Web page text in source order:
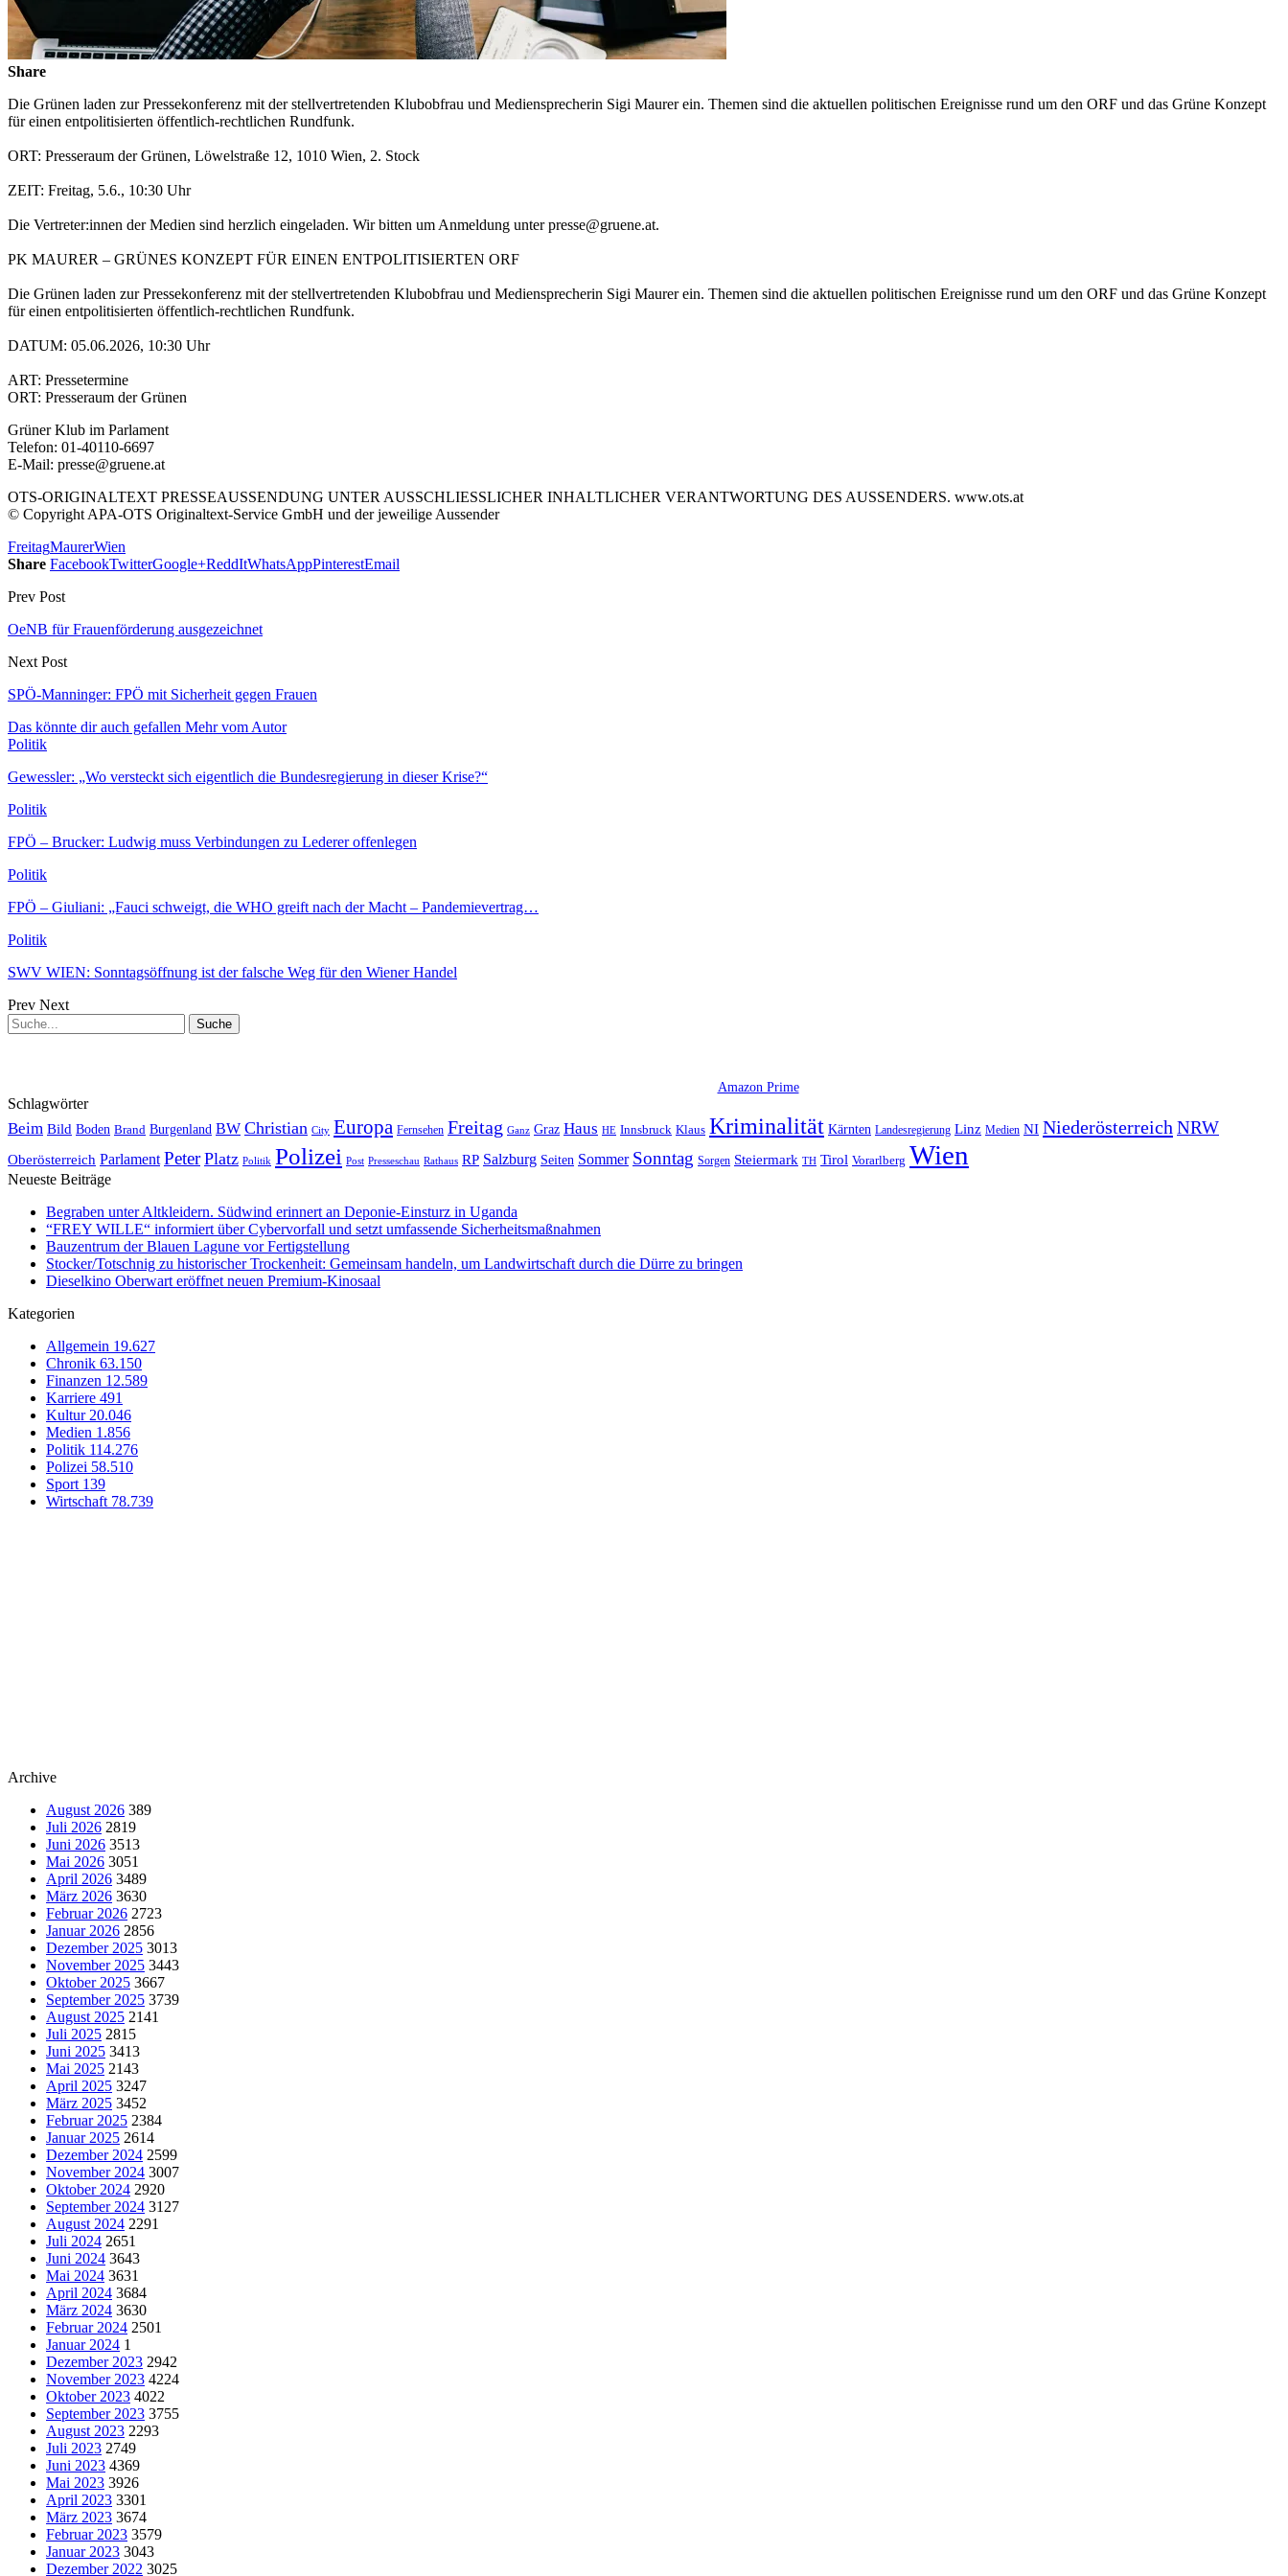
Share
Die Grünen laden zur Pressekonferenz mit der stellvertretenden Klubobfrau und Mediensprecherin Sigi Maurer ein. Themen sind die aktuellen politischen Ereignisse rund um den ORF und das Grüne Konzept
für einen entpolitisierten öffentlich-rechtlichen Rundfunk.
ORT: Presseraum der Grünen, Löwelstraße 12, 1010 Wien, 2. Stock
ZEIT: Freitag, 5.6., 10:30 Uhr
Die Vertreter:innen der Medien sind herzlich eingeladen. Wir bitten um Anmeldung unter presse@gruene.at.
PK MAURER – GRÜNES KONZEPT FÜR EINEN ENTPOLITISIERTEN ORF
Die Grünen laden zur Pressekonferenz mit der stellvertretenden Klubobfrau und Mediensprecherin Sigi Maurer ein. Themen sind die aktuellen politischen Ereignisse rund um den ORF und das Grüne Konzept
für einen entpolitisierten öffentlich-rechtlichen Rundfunk.
DATUM: 05.06.2026, 10:30 Uhr
ART: Pressetermine
ORT: Presseraum der Grünen
Grüner Klub im Parlament
Telefon: 01-40110-6697
E-Mail: presse@gruene.at
OTS-ORIGINALTEXT PRESSEAUSSENDUNG UNTER AUSSCHLIESSLICHER INHALTLICHER VERANTWORTUNG DES AUSSENDERS. www.ots.at
© Copyright APA-OTS Originaltext-Service GmbH und der jeweilige Aussender
FreitagMaurerWien
Share FacebookTwitterGoogle+ReddItWhatsAppPinterestEmail
Prev Post
OeNB für Frauenförderung ausgezeichnet
Next Post
SPÖ-Manninger: FPÖ mit Sicherheit gegen Frauen
Das könnte dir auch gefallen Mehr vom Autor
Politik
Gewessler: „Wo versteckt sich eigentlich die Bundesregierung in dieser Krise?“
Politik
FPÖ – Brucker: Ludwig muss Verbindungen zu Lederer offenlegen
Politik
FPÖ – Giuliani: „Fauci schweigt, die WHO greift nach der Macht – Pandemievertrag…
Politik
SWV WIEN: Sonntagsöffnung ist der falsche Weg für den Wiener Handel
Prev Next
Amazon Prime
Schlagwörter
Beim Bild Boden Brand Burgenland BW Christian City Europa Fernsehen Freitag Ganz Graz Haus HE Innsbruck Klaus Kriminalität Kärnten Landesregierung Linz Medien NI Niederösterreich NRW
Oberösterreich Parlament Peter Platz Politik Polizei Post Presseschau Rathaus RP Salzburg Seiten Sommer Sonntag Sorgen Steiermark TH Tirol Vorarlberg Wien
Neueste Beiträge
Begraben unter Altkleidern. Südwind erinnert an Deponie-Einsturz in Uganda
“FREY WILLE“ informiert über Cybervorfall und setzt umfassende Sicherheitsmaßnahmen
Bauzentrum der Blauen Lagune vor Fertigstellung
Stocker/Totschnig zu historischer Trockenheit: Gemeinsam handeln, um Landwirtschaft durch die Dürre zu bringen
Dieselkino Oberwart eröffnet neuen Premium-Kinosaal
Kategorien
Allgemein 19.627
Chronik 63.150
Finanzen 12.589
Karriere 491
Kultur 20.046
Medien 1.856
Politik 114.276
Polizei 58.510
Sport 139
Wirtschaft 78.739
Archive
August 2026 389
Juli 2026 2819
Juni 2026 3513
Mai 2026 3051
April 2026 3489
März 2026 3630
Februar 2026 2723
Januar 2026 2856
Dezember 2025 3013
November 2025 3443
Oktober 2025 3667
September 2025 3739
August 2025 2141
Juli 2025 2815
Juni 2025 3413
Mai 2025 2143
April 2025 3247
März 2025 3452
Februar 2025 2384
Januar 2025 2614
Dezember 2024 2599
November 2024 3007
Oktober 2024 2920
September 2024 3127
August 2024 2291
Juli 2024 2651
Juni 2024 3643
Mai 2024 3631
April 2024 3684
März 2024 3630
Februar 2024 2501
Januar 2024 1
Dezember 2023 2942
November 2023 4224
Oktober 2023 4022
September 2023 3755
August 2023 2293
Juli 2023 2749
Juni 2023 4369
Mai 2023 3926
April 2023 3301
März 2023 3674
Februar 2023 3579
Januar 2023 3043
Dezember 2022 3025